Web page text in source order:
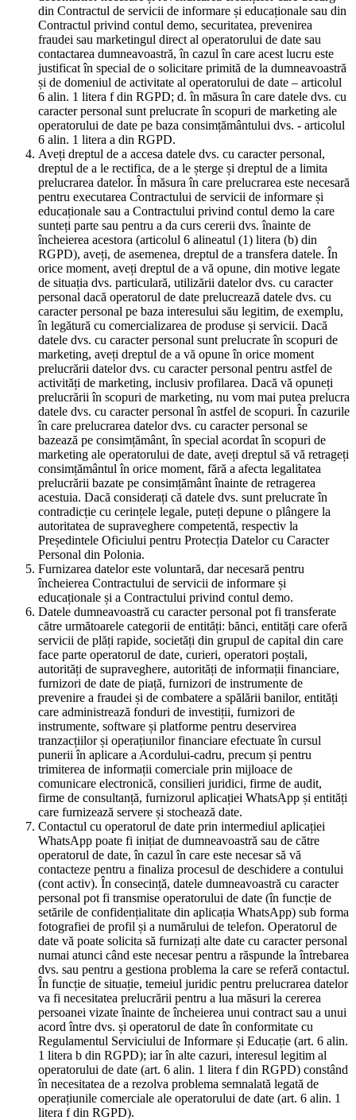
din Contractul de servicii de informare și educaționale sau din
Contractul privind contul demo, securitatea, prevenirea
fraudei sau marketingul direct al operatorului de date sau
contactarea dumneavoastră, în cazul în care acest lucru este
justificat în special de o solicitare primită de la dumneavoastră
și de domeniul de activitate al operatorului de date – articolul
6 alin. 1 litera f din RGPD; d. în măsura în care datele dvs. cu
caracter personal sunt prelucrate în scopuri de marketing ale
operatorului de date pe baza consimțământului dvs. - articolul
6 alin. 1 litera a din RGPD.
Aveți dreptul de a accesa datele dvs. cu caracter personal,
dreptul de a le rectifica, de a le șterge și dreptul de a limita
prelucrarea datelor. În măsura în care prelucrarea este necesară
pentru executarea Contractului de servicii de informare și
educaționale sau a Contractului privind contul demo la care
sunteți parte sau pentru a da curs cererii dvs. înainte de
încheierea acestora (articolul 6 alineatul (1) litera (b) din
RGPD), aveți, de asemenea, dreptul de a transfera datele. În
orice moment, aveți dreptul de a vă opune, din motive legate
de situația dvs. particulară, utilizării datelor dvs. cu caracter
personal dacă operatorul de date prelucrează datele dvs. cu
caracter personal pe baza interesului său legitim, de exemplu,
în legătură cu comercializarea de produse și servicii. Dacă
datele dvs. cu caracter personal sunt prelucrate în scopuri de
marketing, aveți dreptul de a vă opune în orice moment
prelucrării datelor dvs. cu caracter personal pentru astfel de
activități de marketing, inclusiv profilarea. Dacă vă opuneți
prelucrării în scopuri de marketing, nu vom mai putea prelucra
datele dvs. cu caracter personal în astfel de scopuri. În cazurile
în care prelucrarea datelor dvs. cu caracter personal se
bazează pe consimțământ, în special acordat în scopuri de
marketing ale operatorului de date, aveți dreptul să vă retrageți
consimțământul în orice moment, fără a afecta legalitatea
prelucrării bazate pe consimțământ înainte de retragerea
acestuia. Dacă considerați că datele dvs. sunt prelucrate în
contradicție cu cerințele legale, puteți depune o plângere la
autoritatea de supraveghere competentă, respectiv la
Președintele Oficiului pentru Protecția Datelor cu Caracter
Personal din Polonia.
Furnizarea datelor este voluntară, dar necesară pentru
încheierea Contractului de servicii de informare și
educaționale și a Contractului privind contul demo.
Datele dumneavoastră cu caracter personal pot fi transferate
către următoarele categorii de entități: bănci, entități care oferă
servicii de plăți rapide, societăți din grupul de capital din care
face parte operatorul de date, curieri, operatori poștali,
autorități de supraveghere, autorități de informații financiare,
furnizori de date de piață, furnizori de instrumente de
prevenire a fraudei și de combatere a spălării banilor, entități
care administrează fonduri de investiții, furnizori de
instrumente, software și platforme pentru deservirea
tranzacțiilor și operațiunilor financiare efectuate în cursul
punerii în aplicare a Acordului-cadru, precum și pentru
trimiterea de informații comerciale prin mijloace de
comunicare electronică, consilieri juridici, firme de audit,
firme de consultanță, furnizorul aplicației WhatsApp și entități
care furnizează servere și stochează date.
Contactul cu operatorul de date prin intermediul aplicației
WhatsApp poate fi inițiat de dumneavoastră sau de către
operatorul de date, în cazul în care este necesar să vă
contacteze pentru a finaliza procesul de deschidere a contului
(cont activ). În consecință, datele dumneavoastră cu caracter
personal pot fi transmise operatorului de date (în funcție de
setările de confidențialitate din aplicația WhatsApp) sub forma
fotografiei de profil și a numărului de telefon. Operatorul de
date vă poate solicita să furnizați alte date cu caracter personal
numai atunci când este necesar pentru a răspunde la întrebarea
dvs. sau pentru a gestiona problema la care se referă contactul.
În funcție de situație, temeiul juridic pentru prelucrarea datelor
va fi necesitatea prelucrării pentru a lua măsuri la cererea
persoanei vizate înainte de încheierea unui contract sau a unui
acord între dvs. și operatorul de date în conformitate cu
Regulamentul Serviciului de Informare și Educație (art. 6 alin.
1 litera b din RGPD); iar în alte cazuri, interesul legitim al
operatorului de date (art. 6 alin. 1 litera f din RGPD) constând
în necesitatea de a rezolva problema semnalată legată de
operațiunile comerciale ale operatorului de date (art. 6 alin. 1
litera f din RGPD).